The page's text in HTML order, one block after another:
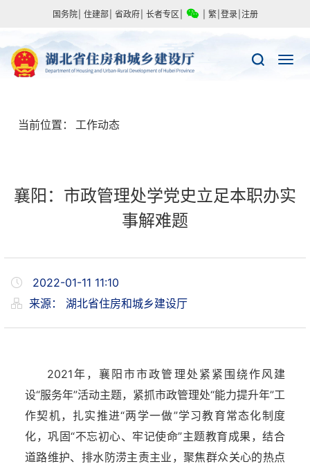
国务院 住建部 省政府 长者专区 繁 登录 注册
当前位置： 工作动态
襄阳：市政管理处学党史立足本职办实
事解难题
2022-01-11 11:10
来源： 湖北省住房和城乡建设厅
2021年，襄阳市市政管理处紧紧围绕作风建
设“服务年”活动主题，紧抓市政管理处“能力提升年”工
作契机，扎实推进“两学一做”学习教育常态化制度
化，巩固“不忘初心、牢记使命”主题教育成果，结合
道路维护、排水防涝主责主业，聚焦群众关心的热点